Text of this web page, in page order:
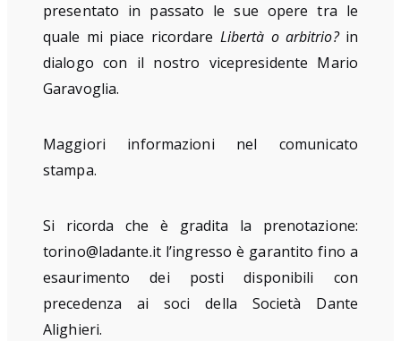
presentato in passato le sue opere tra le
quale mi piace ricordare Libertà o arbitrio? in
dialogo con il nostro vicepresidente Mario
Garavoglia.
Maggiori informazioni nel comunicato
stampa.
Si ricorda che è gradita la prenotazione:
torino@ladante.it l’ingresso è garantito fino a
esaurimento dei posti disponibili con
precedenza ai soci della Società Dante
Alighieri.